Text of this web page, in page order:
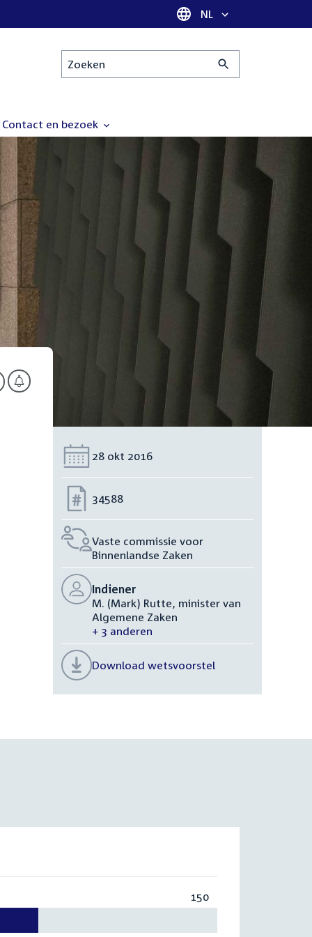
Taal selectie
NL
Zoeken
Contact en bezoek
Datum:
28 okt 2016
Nummer:
34588
Vaste commissie voor
Binnenlandse Zaken
Indiener
M. (Mark) Rutte, minister van
Algemene Zaken
+ 3 anderen
Download wetsvoorstel
150Totaal: